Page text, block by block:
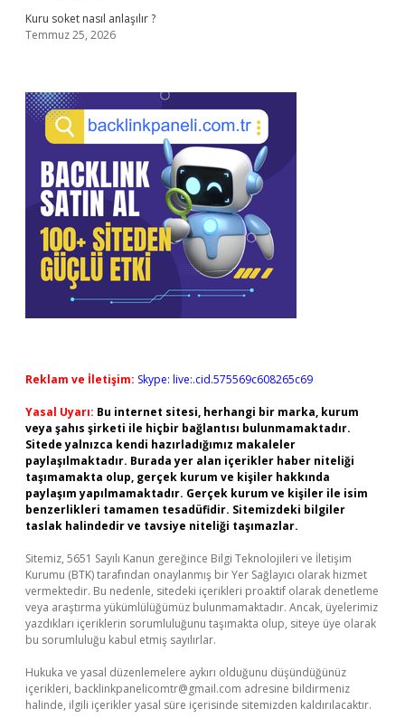
Kuru soket nasıl anlaşılır ?
Temmuz 25, 2026
Reklam ve İletişim: Skype: live:.cid.575569c608265c69
Yasal Uyarı: Bu internet sitesi, herhangi bir marka, kurum
veya şahıs şirketi ile hiçbir bağlantısı bulunmamaktadır.
Sitede yalnızca kendi hazırladığımız makaleler
paylaşılmaktadır. Burada yer alan içerikler haber niteliği
taşımamakta olup, gerçek kurum ve kişiler hakkında
paylaşım yapılmamaktadır. Gerçek kurum ve kişiler ile isim
benzerlikleri tamamen tesadüfidir. Sitemizdeki bilgiler
taslak halindedir ve tavsiye niteliği taşımazlar.
Sitemiz, 5651 Sayılı Kanun gereğince Bilgi Teknolojileri ve İletişim
Kurumu (BTK) tarafından onaylanmış bir Yer Sağlayıcı olarak hizmet
vermektedir. Bu nedenle, sitedeki içerikleri proaktif olarak denetleme
veya araştırma yükümlülüğümüz bulunmamaktadır. Ancak, üyelerimiz
yazdıkları içeriklerin sorumluluğunu taşımakta olup, siteye üye olarak
bu sorumluluğu kabul etmiş sayılırlar.
Hukuka ve yasal düzenlemelere aykırı olduğunu düşündüğünüz
içerikleri, backlinkpanelicomtr@gmail.com adresine bildirmeniz
halinde, ilgili içerikler yasal süre içerisinde sitemizden kaldırılacaktır.